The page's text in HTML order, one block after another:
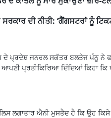
ਦੀ ਨੀਤੀ: ‘ਗੈਂਗਸਟਰਾਂ ਨੂੰ
ਦੇ ਪ੍ਰਦੇਸ਼ ਜਨਰਲ ਸਕੱਤਰ ਬਲਤੇਜ ਪੰਨੂ ਨੇ
ਆਪਣੀ ਪ੍ਰਤੀਕਿਰਿਆ ਦਿੰਦਿਆਂ ਕਿਹਾ
ਲਗਾਤਾਰ ਐਨੀ ਮੁਸਤੈਦ ਹੈ ਕਿ ਉਹ